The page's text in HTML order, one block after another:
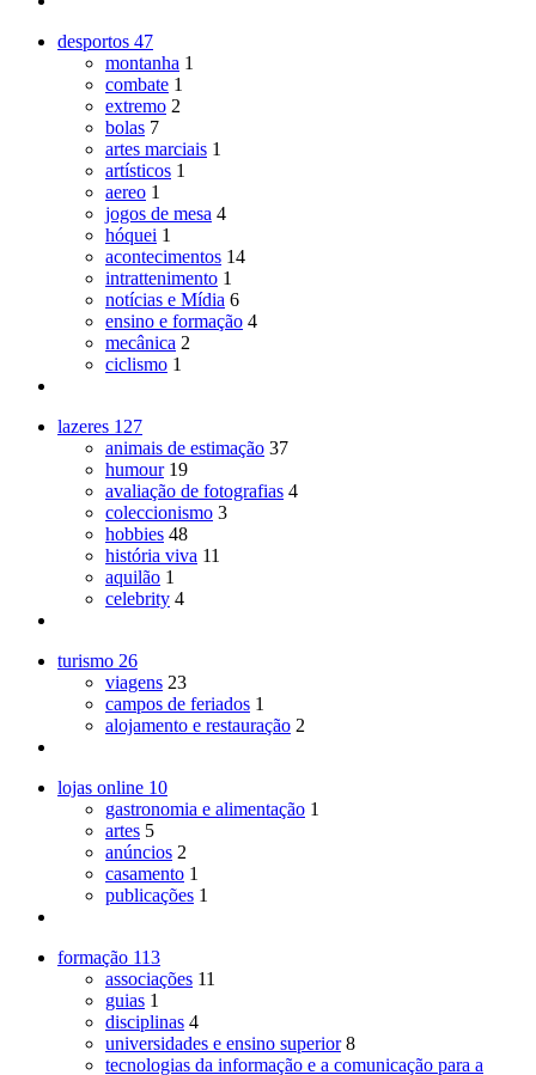
desportos 47
montanha 1
combate 1
extremo 2
bolas 7
artes marciais 1
artísticos 1
aereo 1
jogos de mesa 4
hóquei 1
acontecimentos 14
intrattenimento 1
notícias e Mídia 6
ensino e formação 4
mecânica 2
ciclismo 1
lazeres 127
animais de estimação 37
humour 19
avaliação de fotografias 4
coleccionismo 3
hobbies 48
história viva 11
aquilão 1
celebrity 4
turismo 26
viagens 23
campos de feriados 1
alojamento e restauração 2
lojas online 10
gastronomia e alimentação 1
artes 5
anúncios 2
casamento 1
publicações 1
formação 113
associações 11
guias 1
disciplinas 4
universidades e ensino superior 8
tecnologias da informação e a comunicação para a